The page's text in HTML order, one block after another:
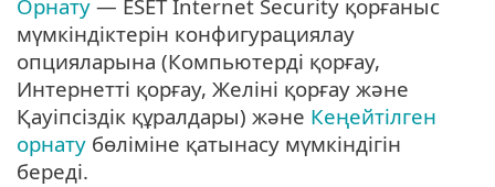
Орнату — ESET Internet Security қорғаныс
мүмкіндіктерін конфигурациялау
опцияларына (Компьютерді қорғау,
Интернетті қорғау, Желіні қорғау және
Қауіпсіздік құралдары) және Кеңейтілген
орнату бөліміне қатынасу мүмкіндігін
береді.